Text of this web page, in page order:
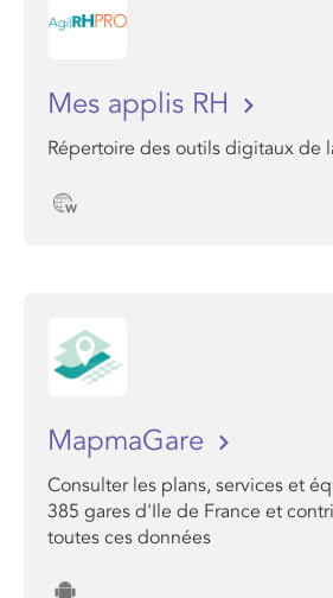
Mes applis RH
Répertoire des outils digitaux de
MapmaGare
Consulter les plans, services et
385 gares d'Ile de France et
toutes ces données